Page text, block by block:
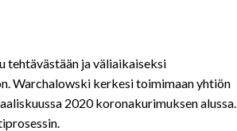
tehtävästään ja väliaikaiseksi
Warchalowski kerkesi toimimaan yhtiön
2020 koronakurimuksen alussa.